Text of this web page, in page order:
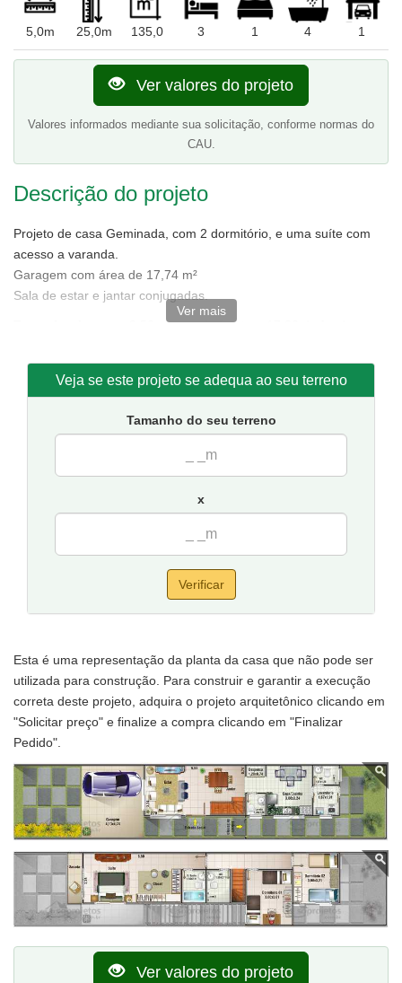
5,0m 25,0m 135,0 3 1 4 1
Ver valores do projeto
Valores informados mediante sua solicitação, conforme normas do
CAU.
Descrição do projeto
Projeto de casa Geminada, com 2 dormitório, e uma suíte com
acesso a varanda.
Garagem com área de 17,74 m²
Sala de estar e jantar conjugadas.
3,50 metros de frente e 17,30 de fundos,
Sugestão de terreno mínimo para implantação:5 metros de
frente por 25 de fundos.
Obs: O valor é referente a casa geminada ou seja as duas
unidades, mas se desejar adquirir apenas uma das casas, nos
confirme para o e-mail atendimento@soprojetos.com.br
Ver mais
Veja se este projeto se adequa ao seu terreno
Tamanho do seu terreno
x
Verificar
Esta é uma representação da planta da casa que não pode ser
utilizada para construção. Para construir e garantir a execução
correta deste projeto, adquira o projeto arquitetônico clicando em
"Solicitar preço" e finalize a compra clicando em "Finalizar
Pedido".
Ver valores do projeto